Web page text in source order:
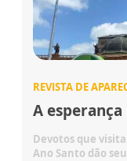
REVISTA DE
A
Devotos que
Ano Santo dão